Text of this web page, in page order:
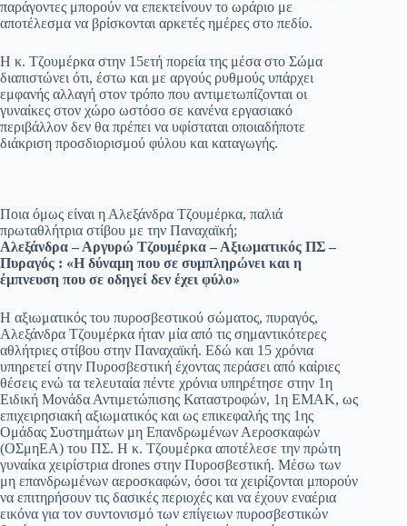
παράγοντες μπορούν να επεκτείνουν το ωράριο με
αποτέλεσμα να βρίσκονται αρκετές ημέρες στο πεδίο.
Η κ. Τζουμέρκα στην 15ετή πορεία της μέσα στο Σώμα
διαπιστώνει ότι, έστω και με αργούς ρυθμούς υπάρχει
εμφανής αλλαγή στον τρόπο που αντιμετωπίζονται οι
γυναίκες στον χώρο ωστόσο σε κανένα εργασιακό
περιβάλλον δεν θα πρέπει να υφίσταται οποιαδήποτε
διάκριση προσδιορισμού φύλου και καταγωγής.
Ποια όμως είναι η Αλεξάνδρα Τζουμέρκα, παλιά
πρωταθλήτρια στίβου με την Παναχαϊκή;
Αλεξάνδρα – Αργυρώ Τζουμέρκα – Αξιωματικός ΠΣ –
Πυραγός : «Η δύναμη που σε συμπληρώνει και η
έμπνευση που σε οδηγεί δεν έχει φύλο»
Η αξιωματικός του πυροσβεστικού σώματος, πυραγός,
Αλεξάνδρα Τζουμέρκα ήταν μία από τις σημαντικότερες
αθλήτριες στίβου στην Παναχαϊκή. Εδώ και 15 χρόνια
υπηρετεί στην Πυροσβεστική έχοντας περάσει από καίριες
θέσεις ενώ τα τελευταία πέντε χρόνια υπηρέτησε στην 1η
Ειδική Μονάδα Αντιμετώπισης Καταστροφών, 1η ΕΜΑΚ, ως
επιχειρησιακή αξιωματικός και ως επικεφαλής της 1ης
Ομάδας Συστημάτων μη Επανδρωμένων Αεροσκαφών
(ΟΣμηΕΑ) του ΠΣ. Η κ. Τζουμέρκα αποτέλεσε την πρώτη
γυναίκα χειρίστρια drones στην Πυροσβεστική. Μέσω των
μη επανδρωμένων αεροσκαφών, όσοι τα χειρίζονται μπορούν
να επιτηρήσουν τις δασικές περιοχές και να έχουν εναέρια
εικόνα για τον συντονισμό των επίγειων πυροσβεστικών